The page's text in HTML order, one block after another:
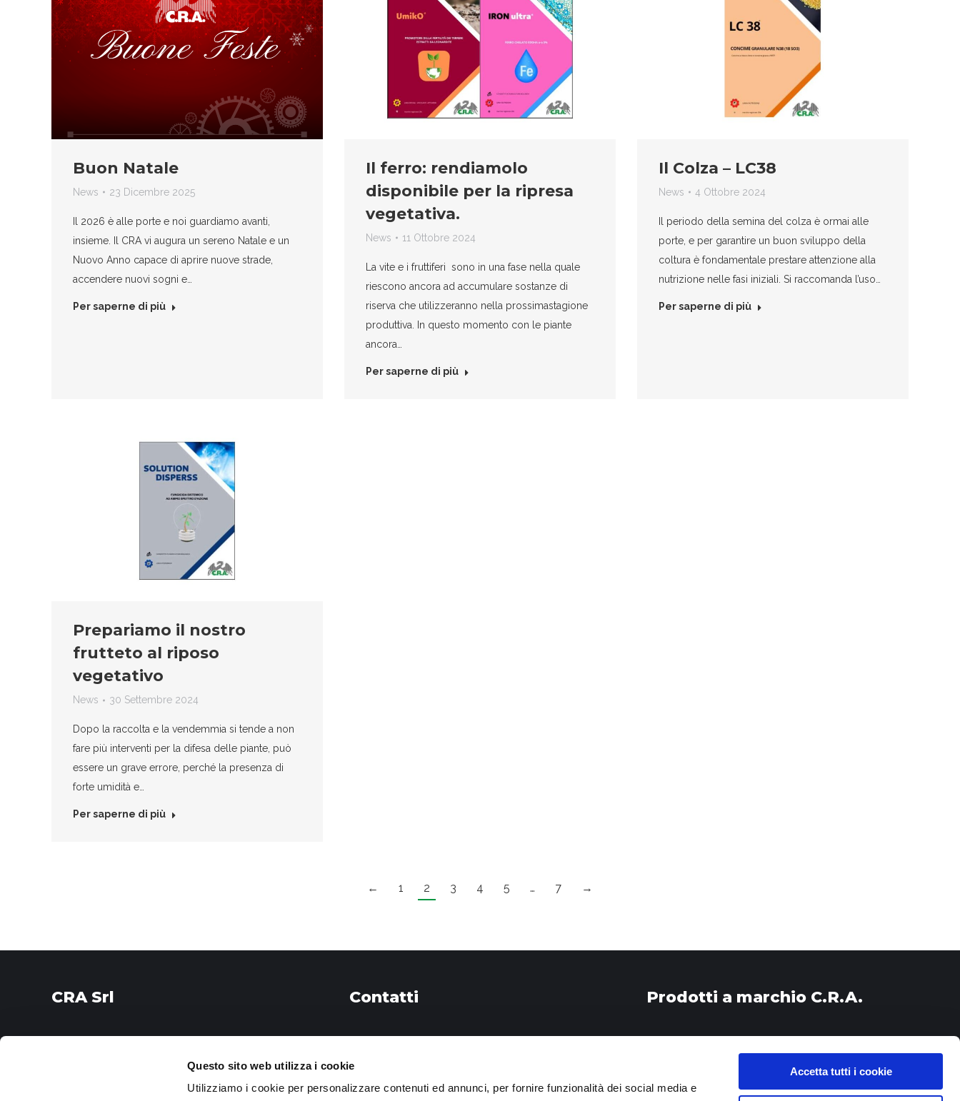
Questo sito web utilizza i cookie
Utilizziamo i cookie per personalizzare contenuti ed annunci, per fornire funzionalità dei social media e
Accetta tutti i cookie
Buon Natale
News 23 Dicembre 2025
Il 2026 è alle porte e noi guardiamo avanti,
insieme. Il CRA vi augura un sereno Natale e un
Nuovo Anno capace di aprire nuove strade,
accendere nuovi sogni e…
Per saperne di più
Il ferro: rendiamolo
disponibile per la ripresa
vegetativa.
News 11 Ottobre 2024
La vite e i fruttiferi sono in una fase nella quale
riescono ancora ad accumulare sostanze di
riserva che utilizzeranno nella prossimastagione
produttiva. In questo momento con le piante
ancora…
Per saperne di più
Il Colza – LC38
News 4 Ottobre 2024
Il periodo della semina del colza è ormai alle
porte, e per garantire un buon sviluppo della
coltura è fondamentale prestare attenzione alla
nutrizione nelle fasi iniziali. Si raccomanda l’uso…
Per saperne di più
Prepariamo il nostro
frutteto al riposo
vegetativo
News 30 Settembre 2024
Dopo la raccolta e la vendemmia si tende a non
fare più interventi per la difesa delle piante, può
essere un grave errore, perché la presenza di
forte umidità e…
Per saperne di più
← 1 2 3 4 5 … 7 →
CRA Srl Contatti
+39 0545 24461
Prodotti a marchio C.R.A.